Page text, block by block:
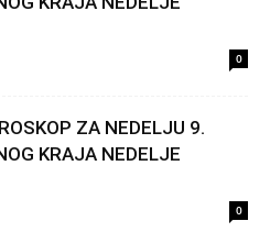
0
ZA NEDELJU 9.
KRAJA NEDELJE
0